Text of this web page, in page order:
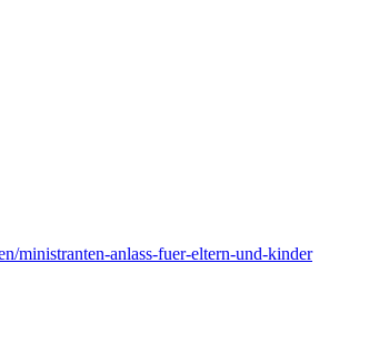
ministranten-anlass-fuer-eltern-und-kinder